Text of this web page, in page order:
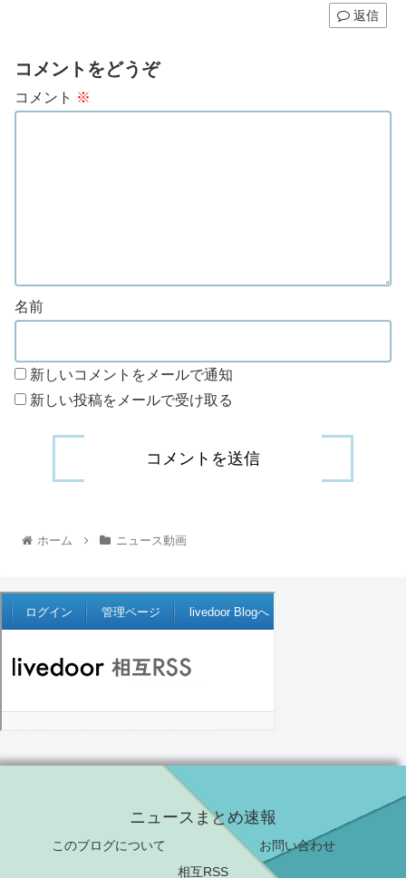
返信
コメントをどうぞ
コメント ※
名前
新しいコメントをメールで通知
新しい投稿をメールで受け取る
ホーム ニュース動画
ニュースまとめ速報
このブログについて
お問い合わせ
相互RSS